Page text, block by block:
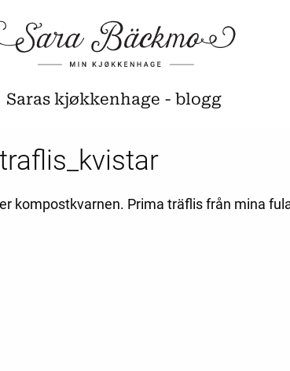
Saras kjøkkenhage - blogg
kompostkvarnen. Prima träflis från mina